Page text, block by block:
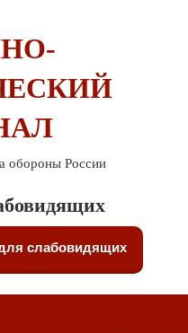
обороны России
слабовидящих